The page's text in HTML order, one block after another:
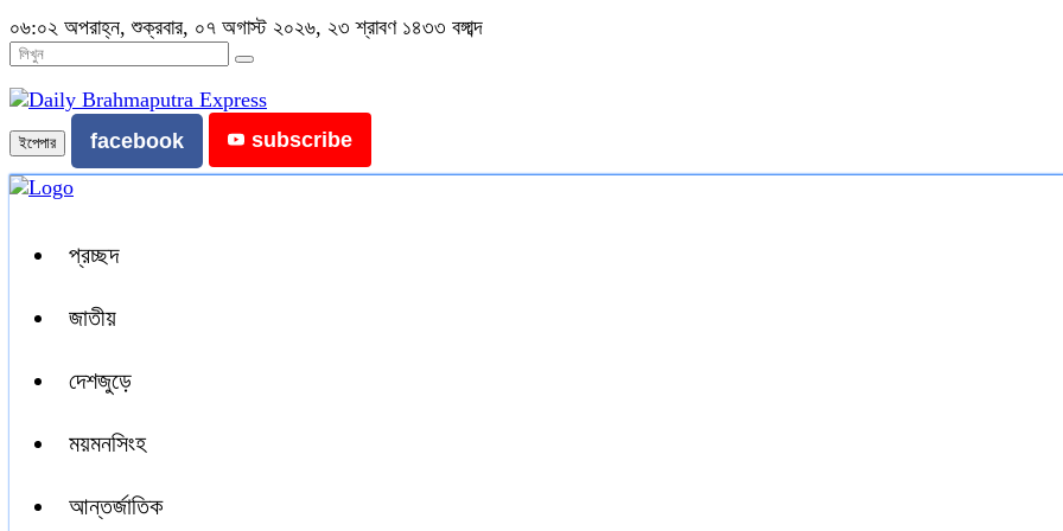
০৬:০২ অপরাহ্ন, শুক্রবার, ০৭ অগাস্ট ২০২৬, ২৩ শ্রাবণ ১৪৩৩ বঙ্গাব্দ
ইপেপার facebook subscribe
প্রচ্ছদ
জাতীয়
দেশজুড়ে
ময়মনসিংহ
আন্তর্জাতিক